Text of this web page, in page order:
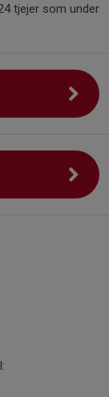
tjejer som under